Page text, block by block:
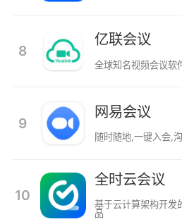
8
亿联会议
全球知名视频会议软
9
网易会议
随时随地,一键入会,
10
全时云会议
基于云计算架构开发
品